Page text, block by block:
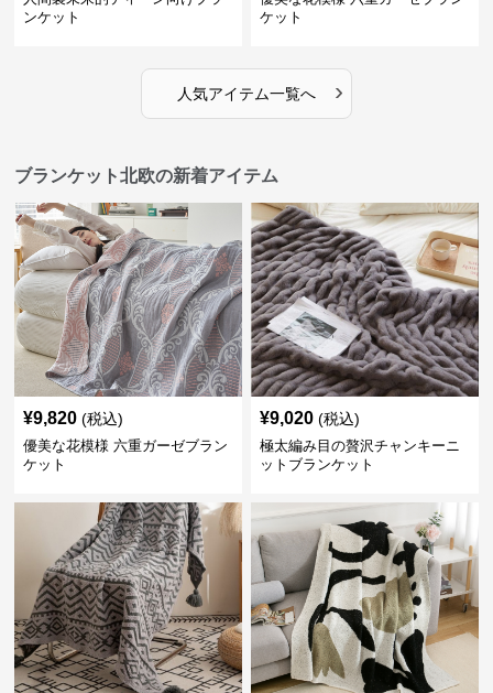
ンケット
ケット
人気アイテム一覧へ ›
ブランケット北欧の新着アイテム
¥9,820 (税込)
優美な花模様 六重ガーゼブラン
ケット
¥9,020 (税込)
極太編み目の贅沢チャンキーニ
ットブランケット